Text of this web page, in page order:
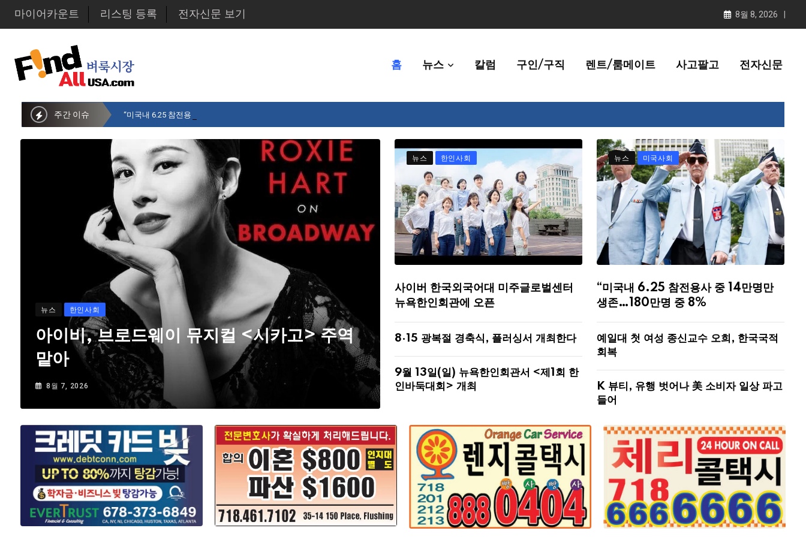
마이어카운트 리스팅 등록 전자신문 보기 8월 8, 2026
홈 뉴스 칼럼 구인/구직 렌트/룸메이트 사고팔고 전자신문
주간 이슈 “미국내 6.25 참전용사 중 14만명만 생존…180만명 중 8% 수준
뉴스 한인사회
아이비, 브로드웨이 뮤지컬 <시카고> 주역
맡아
8월 7, 2026
뉴스 한인사회
사이버 한국외국어대 미주글로벌센터
뉴욕한인회관에 오픈
8·15 광복절 경축식, 플러싱서 개최한다
9월 13일(일) 뉴욕한인회관서 <제1회 한
인바둑대회> 개최
뉴스 미국사회
“미국내 6.25 참전용사 중 14만명만
생존…180만명 중 8%
예일대 첫 여성 종신교수 오희, 한국국적
회복
K 뷰티, 유행 벗어나 美 소비자 일상 파고
들어